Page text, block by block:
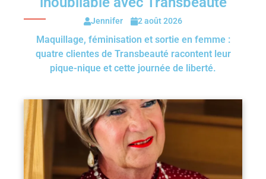
Jennifer 2 août 2026
Maquillage, féminisation et sortie en femme :
quatre clientes de Transbeauté racontent leur
pique-nique et cette journée de liberté.